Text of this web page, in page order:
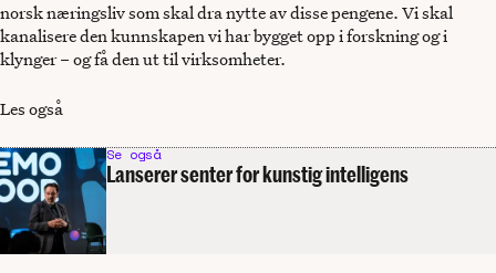
norsk næringsliv som skal dra nytte av disse pengene. Vi skal
kanalisere den kunnskapen vi har bygget opp i forskning og i
klynger – og få den ut til virksomheter.
Les også
Se også
Lanserer senter for kunstig intelligens